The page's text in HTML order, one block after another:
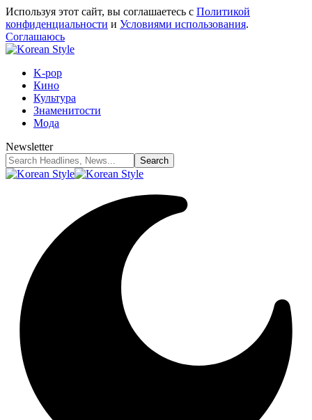
Используя этот сайт, вы соглашаетесь с Политикой
конфиденциальности и Условиями использования.
Соглашаюсь
K-pop
Кино
Культура
Знаменитости
Мода
Newsletter